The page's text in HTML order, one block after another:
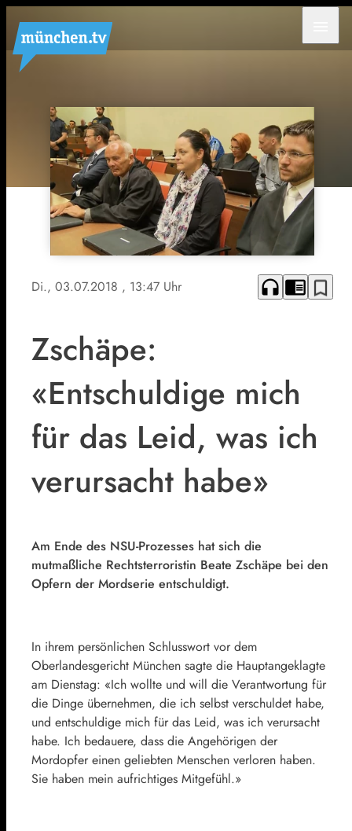
Di., 03.07.2018 , 13:47 Uhr headphones chrome_reader_mode bookmark_border
Zschäpe:
«Entschuldige mich
für das Leid, was ich
verursacht habe»
Am Ende des NSU-Prozesses hat sich die
mutmaßliche Rechtsterroristin Beate Zschäpe bei den
Opfern der Mordserie entschuldigt.
In ihrem persönlichen Schlusswort vor dem
Oberlandesgericht München sagte die Hauptangeklagte
am Dienstag: «Ich wollte und will die Verantwortung für
die Dinge übernehmen, die ich selbst verschuldet habe,
und entschuldige mich für das Leid, was ich verursacht
habe. Ich bedauere, dass die Angehörigen der
Mordopfer einen geliebten Menschen verloren haben.
Sie haben mein aufrichtiges Mitgefühl.»